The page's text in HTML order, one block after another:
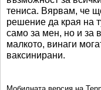
тениса. Вярвам, че
решение да края на
само за мен, но и за
малкото, винаги
ваксинирани.